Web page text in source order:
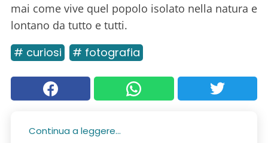
mai come vive quel popolo isolato nella natura e
lontano da tutto e tutti.
# curiosi # fotografia
Continua a leggere...